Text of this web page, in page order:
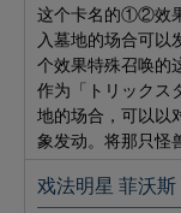
这个卡名的①②效
入墓地的场合可以
个效果特殊召唤的
作为「トリックス
地的场合，可以以
象发动。将那只怪
戏法明星 菲沃斯